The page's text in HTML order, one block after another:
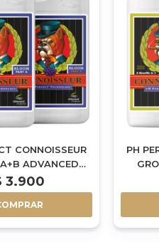
CONNOISSEUR
ADVANCED
- 1L
3.900
PH